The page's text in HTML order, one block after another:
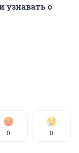
узнавать о
0 0